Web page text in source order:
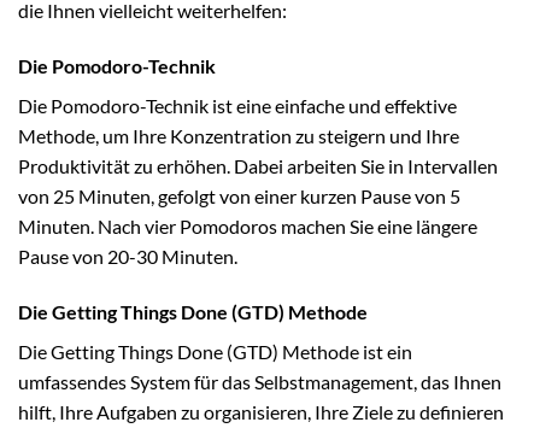
die Ihnen vielleicht weiterhelfen:
Die Pomodoro-Technik
Die Pomodoro-Technik ist eine einfache und effektive
Methode, um Ihre Konzentration zu steigern und Ihre
Produktivität zu erhöhen. Dabei arbeiten Sie in Intervallen
von 25 Minuten, gefolgt von einer kurzen Pause von 5
Minuten. Nach vier Pomodoros machen Sie eine längere
Pause von 20-30 Minuten.
Die Getting Things Done (GTD) Methode
Die Getting Things Done (GTD) Methode ist ein
umfassendes System für das Selbstmanagement, das Ihnen
hilft, Ihre Aufgaben zu organisieren, Ihre Ziele zu definieren